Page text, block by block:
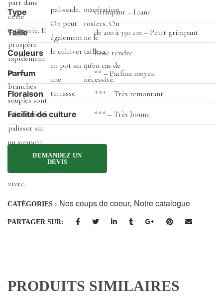
part dans
cette
catégorie. Il
prospère
rapidement
et ses
branches
souples sont
très faciles à
palisser sur
un support.
Spectaculaire
et facile à
vivre.
palissade.
On peut
également
le cultiver
en pot sur
une
terrasse.
macération
rosiers. On
ne le
taillera
qu’en cas de
nécessité.
Type Grimpant – Liane
Taille de 200 à 350 cm – Petit grimpant
Couleurs Rose tendre
Parfum ** – Parfum moyen
Floraison *** – Très remontant
Facilité de culture *** – Très bonne
CATÉGORIES : Nos coups de coeur, Notre catalogue
PARTAGER SUR:
PRODUITS SIMILAIRES